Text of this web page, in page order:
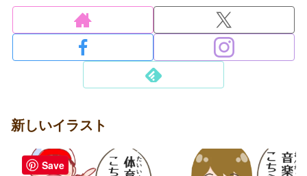
新しいイラスト
Save